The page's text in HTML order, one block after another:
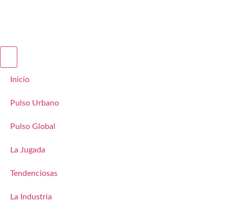
Inicio
Pulso Urbano
Pulso Global
La Jugada
Tendenciosas
La Industria